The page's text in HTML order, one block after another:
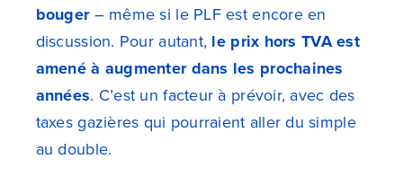
bouger– même si le PLF est encore en
discussion. Pour autant, le prix hors TVA est
amené à augmenter dans les prochaines
années. C’est un facteur à prévoir, avec des
taxes gazières qui pourraient aller du simple
au double.